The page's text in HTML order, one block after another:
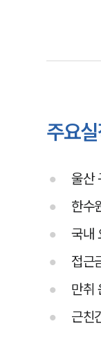
주요
울산
한수
국내
접근
만취
근친